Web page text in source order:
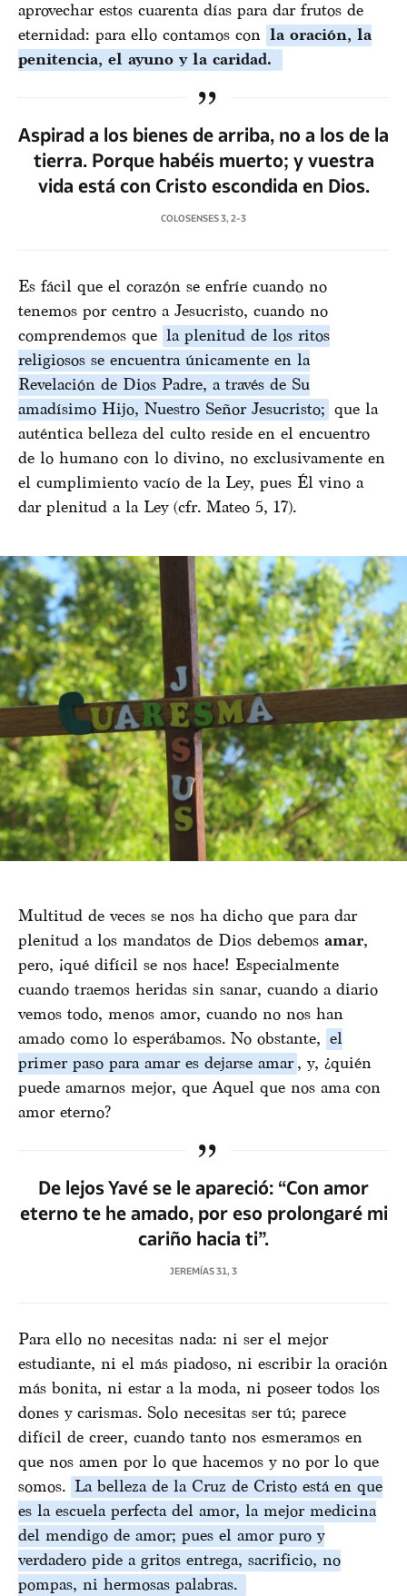
aprovechar estos cuarenta días para dar frutos de
eternidad: para ello contamos con la oración, la
penitencia, el ayuno y la caridad.
Aspirad a los bienes de arriba, no a los de la
tierra. Porque habéis muerto; y vuestra
vida está con Cristo escondida en Dios.
COLOSENSES 3, 2-3
Es fácil que el corazón se enfríe cuando no
tenemos por centro a Jesucristo, cuando no
comprendemos que la plenitud de los ritos
religiosos se encuentra únicamente en la
Revelación de Dios Padre, a través de Su
amadísimo Hijo, Nuestro Señor Jesucristo; que la
auténtica belleza del culto reside en el encuentro
de lo humano con lo divino, no exclusivamente en
el cumplimiento vacío de la Ley, pues Él vino a
dar plenitud a la Ley (cfr. Mateo 5, 17).
Multitud de veces se nos ha dicho que para dar
plenitud a los mandatos de Dios debemos amar,
pero, ¡qué difícil se nos hace! Especialmente
cuando traemos heridas sin sanar, cuando a diario
vemos todo, menos amor, cuando no nos han
amado como lo esperábamos. No obstante, el
primer paso para amar es dejarse amar , y, ¿quién
puede amarnos mejor, que Aquel que nos ama con
amor eterno?
De lejos Yavé se le apareció: “Con amor
eterno te he amado, por eso prolongaré mi
cariño hacia ti”.
JEREMÍAS 31, 3
Para ello no necesitas nada: ni ser el mejor
estudiante, ni el más piadoso, ni escribir la oración
más bonita, ni estar a la moda, ni poseer todos los
dones y carismas. Solo necesitas ser tú; parece
difícil de creer, cuando tanto nos esmeramos en
que nos amen por lo que hacemos y no por lo que
somos. La belleza de la Cruz de Cristo está en que
es la escuela perfecta del amor, la mejor medicina
del mendigo de amor; pues el amor puro y
verdadero pide a gritos entrega, sacrificio, no
pompas, ni hermosas palabras.